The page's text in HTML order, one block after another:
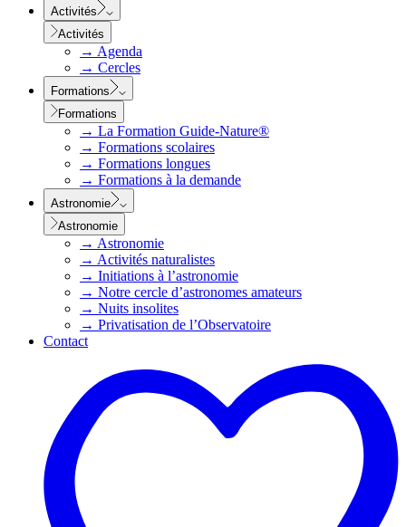
Activités
Activités
→ Agenda
→ Cercles
Formations
Formations
→ La Formation Guide-Nature®
→ Formations scolaires
→ Formations longues
→ Formations à la demande
Astronomie
Astronomie
→ Astronomie
→ Activités naturalistes
→ Initiations à l’astronomie
→ Notre cercle d’astronomes amateurs
→ Nuits insolites
→ Privatisation de l’Observatoire
Contact